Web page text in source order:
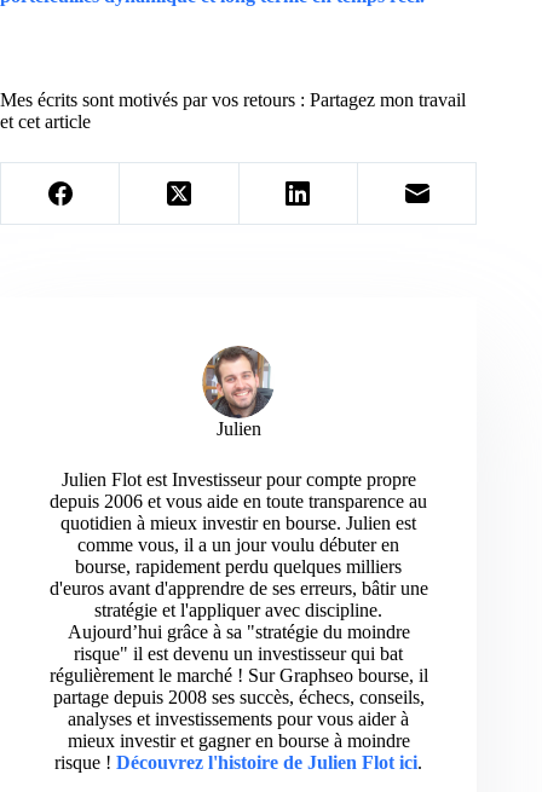
Mes écrits sont motivés par vos retours : Partagez mon travail
et cet article
Julien
Julien Flot est Investisseur pour compte propre
depuis 2006 et vous aide en toute transparence au
quotidien à mieux investir en bourse. Julien est
comme vous, il a un jour voulu débuter en
bourse, rapidement perdu quelques milliers
d'euros avant d'apprendre de ses erreurs, bâtir une
stratégie et l'appliquer avec discipline.
Aujourd’hui grâce à sa "stratégie du moindre
risque" il est devenu un investisseur qui bat
régulièrement le marché ! Sur Graphseo bourse, il
partage depuis 2008 ses succès, échecs, conseils,
analyses et investissements pour vous aider à
mieux investir et gagner en bourse à moindre
risque ! Découvrez l'histoire de Julien Flot ici.